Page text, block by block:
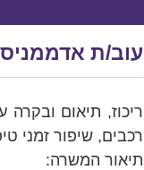
עוב/ת
ריכוז, תיאום ובקרה
רכבים, שיפור זמני
תיאור המשרה: